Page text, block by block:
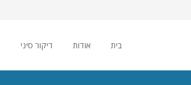
בית אודות דיקור סיני